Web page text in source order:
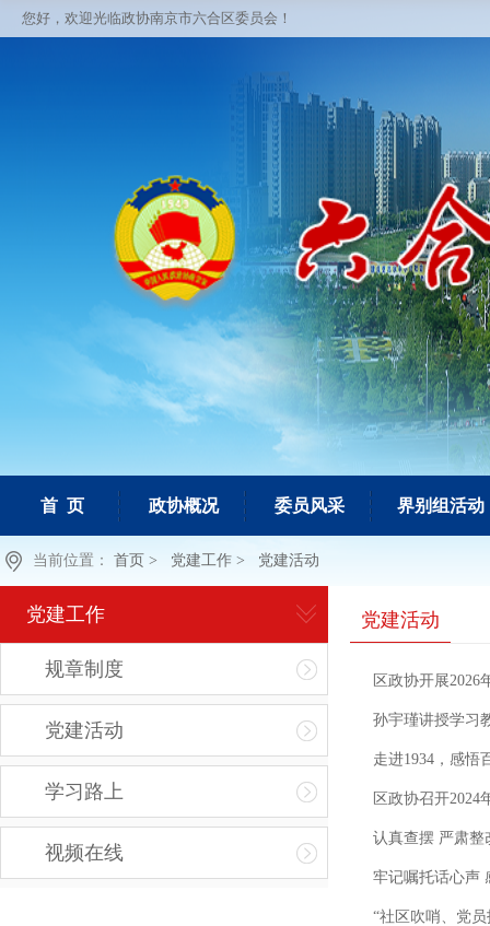
您好，欢迎光临政协南京市六合区委员会！
首 页 政协概况 委员风采 界别组活动
当前位置： 首页 > 党建工作 > 党建活动
党建工作
规章制度
党建活动
学习路上
视频在线
党建活动
区政协开展
孙宇瑾讲授学习
走进1934，感
区政协召开2024
认真查摆 严肃
牢记嘱托话心声
“社区吹哨、党